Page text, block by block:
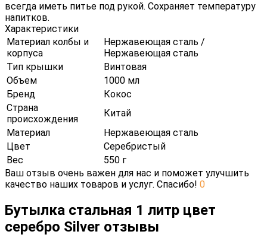
всегда иметь питье под рукой. Сохраняет температуру
напитков.
Характеристики
Материал колбы и
корпуса
Нержавеющая сталь /
Нержавеющая сталь
Тип крышки
Винтовая
Объем
1000 мл
Бренд
Кокос
Страна
происхождения
Китай
Материал
Нержавеющая сталь
Цвет
Серебристый
Вес
550 г
Ваш отзыв очень важен для нас и поможет улучшить
качество наших товаров и услуг. Спасибо! 0
Бутылка стальная 1 литр цвет
серебро Silver отзывы